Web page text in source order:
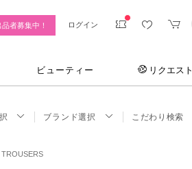
品者募集中！ ログイン
ビューティー リクエスト
ブランド選択 こだわり検索